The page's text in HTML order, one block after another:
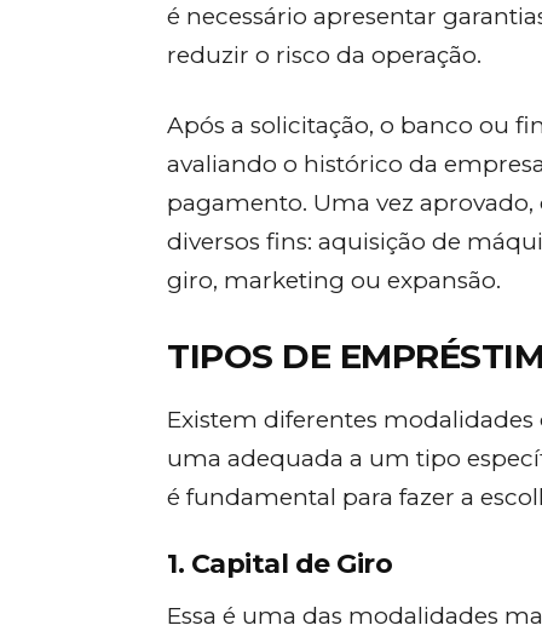
é necessário apresentar
reduzir o risco da operação.
Após a solicitação, o banco ou
avaliando o histórico da
pagamento. Uma vez
diversos fins: aquisição de
giro, marketing ou expansão.
TIPOS DE
Existem diferentes
uma adequada a um tipo
é fundamental para fazer a
1. Capital de Giro
Essa é uma das modalidades